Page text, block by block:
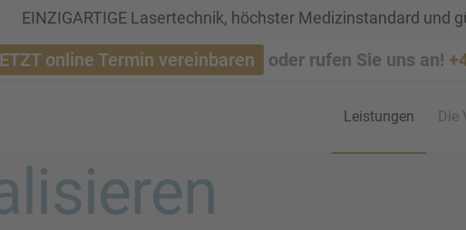
EINZIGARTIGE Lasertechnik, höchster Medizinstandard und
online Termin vereinbaren oder rufen Sie uns an!
Leistun­gen Die